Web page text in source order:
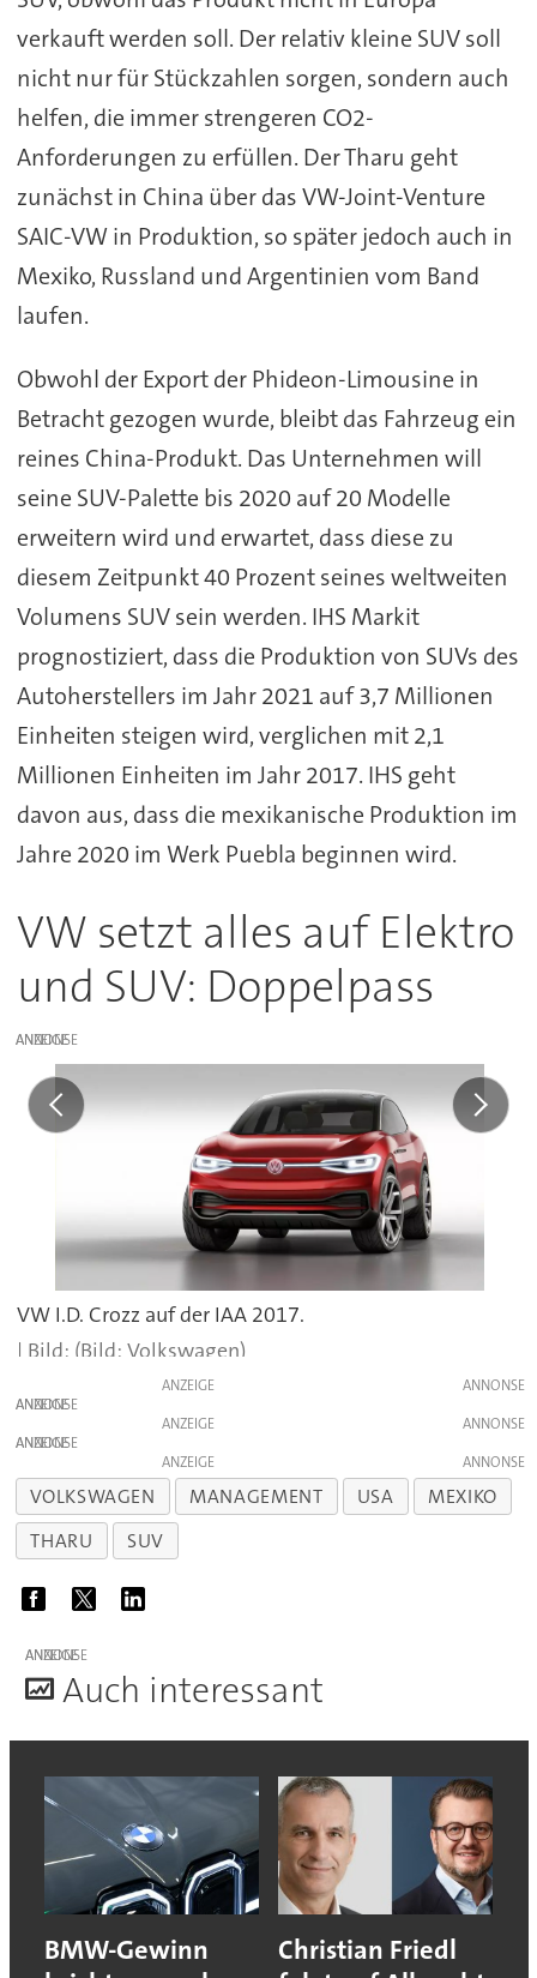
verkauft werden soll. Der relativ kleine SUV soll
nicht nur für Stückzahlen sorgen, sondern auch
helfen, die immer strengeren CO2-
Anforderungen zu erfüllen. Der Tharu geht
zunächst in China über das VW-Joint-Venture
SAIC-VW in Produktion, so später jedoch auch in
Mexiko, Russland und Argentinien vom Band
laufen.
Obwohl der Export der Phideon-Limousine in
Betracht gezogen wurde, bleibt das Fahrzeug ein
reines China-Produkt. Das Unternehmen will
seine SUV-Palette bis 2020 auf 20 Modelle
erweitern wird und erwartet, dass diese zu
diesem Zeitpunkt 40 Prozent seines weltweiten
Volumens SUV sein werden. IHS Markit
prognostiziert, dass die Produktion von SUVs des
Autoherstellers im Jahr 2021 auf 3,7 Millionen
Einheiten steigen wird, verglichen mit 2,1
Millionen Einheiten im Jahr 2017. IHS geht
davon aus, dass die mexikanische Produktion im
Jahre 2020 im Werk Puebla beginnen wird.
VW setzt alles auf Elektro
und SUV: Doppelpass
ANZEIGE
VW I.D. Crozz auf der IAA 2017.
(Bild: Volkswagen)
ANZEIGE
ANZEIGE
ANZEIGE
ANZEIGE
ANZEIGE
VOLKSWAGEN MANAGEMENT USA
MEXIKO
THARU
SUV
ANZEIGE
Auch interessant
BMW-Gewinn
Christian Friedl